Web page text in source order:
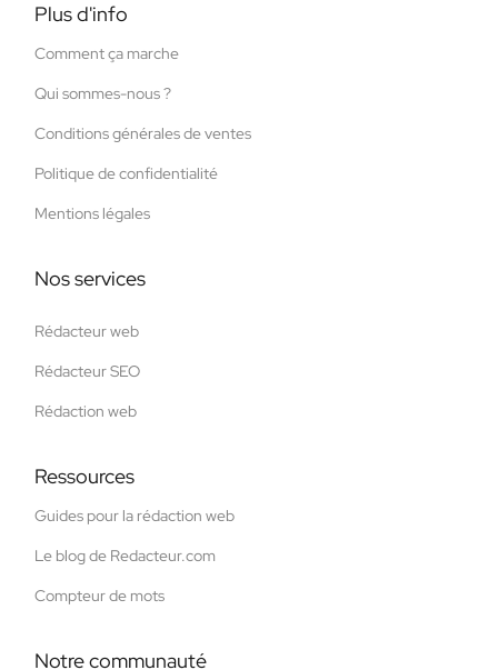
Plus d'info
Comment ça marche
Qui sommes-nous ?
Conditions générales de ventes
Politique de confidentialité
Mentions légales
Nos services
Rédacteur web
Rédacteur SEO
Rédaction web
Ressources
Guides pour la rédaction web
Le blog de Redacteur.com
Compteur de mots
Notre communauté